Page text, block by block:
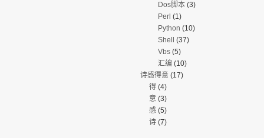
Dos脚本(3)
Perl (1)
Python (10)
Shell (37)
Vbs(5)
汇编 (10)
诗感得意(17)
得(4)
意(3)
感(5)
诗(7)